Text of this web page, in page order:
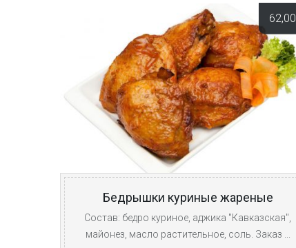
62,00
Бедрышки куриные жареные
Состав: бедро куриное, аджика "Кавказская",
майонез, масло растительное, соль. Заказ ...